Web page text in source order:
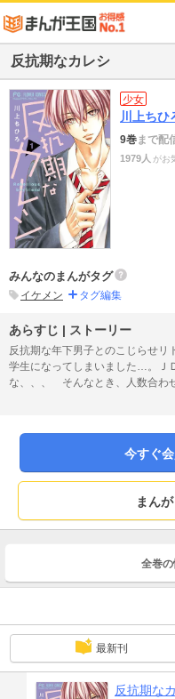
反抗期なカレシ
少女
川上ちひ
9巻まで配
1979人 がお
みんなのまんがタグ
イケメン タグ編集
あらすじ | ストーリー
反抗期な年下男子とのこじらせ
学生になってしまいました…。Ｊ
な、、、 そんなとき、人数合わ
マイキな男子に目をつけられて…
今すぐ
まん
全巻
最新刊
反抗期な